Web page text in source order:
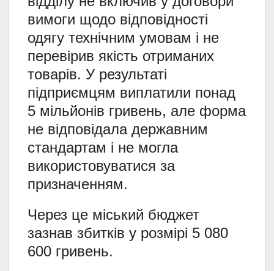
вимоги щодо відповідності
одягу технічним умовам і не
перевірив якість отриманих
товарів. У результаті
підприємцям виплатили понад
5 мільйонів гривень, але форма
не відповідала державним
стандартам і не могла
використовуватися за
призначенням.
Через це міський бюджет
зазнав збитків у розмірі 5 080
600 гривень.